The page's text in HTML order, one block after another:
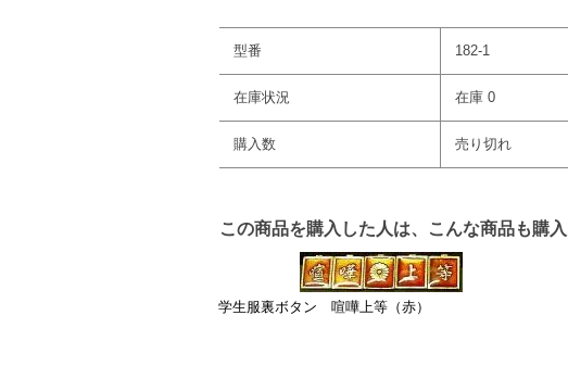
型番 182-1
在庫状況 在庫 0
購入数 売り切れ
この商品を購入した人は、こんな商品も購
学生服裏ボタン 喧嘩上等（赤）